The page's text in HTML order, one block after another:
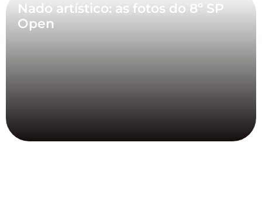
Nado artístico: as fotos do 8º SP
Open